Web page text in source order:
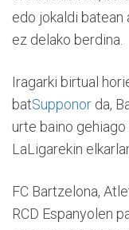
edo jokaldi batean
ez delako berdina.
Iragarki birtual
batSupponor da,
urte baino
LaLigarekin
FC Bartzelona,
RCD Espanyolen